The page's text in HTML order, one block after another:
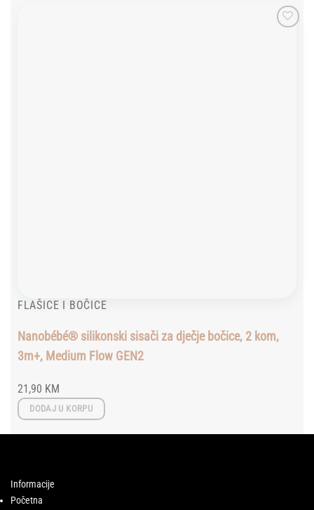
FLAŠICE I BOČICE
Nanobébé® silikonski sisači za dječje bočice, 2 kom,
3m+, Medium Flow GEN2
21,90 KM
DODAJ U KORPU
Informacije
Početna